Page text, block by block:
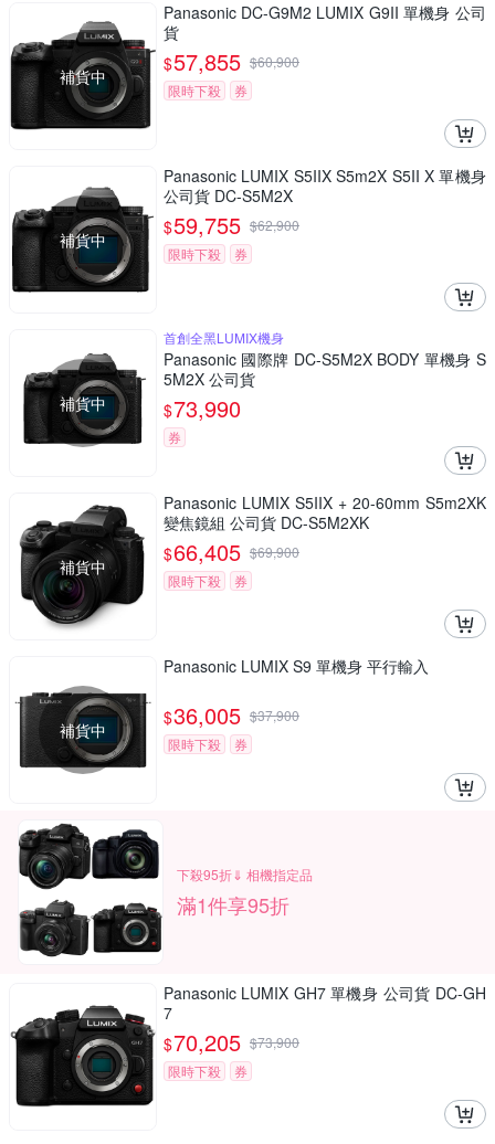
補貨中
Panasonic DC-G9M2 LUMIX G9II 單機身 公司
貨
$57,855 $60,900
限時下殺
券
補貨中
Panasonic LUMIX S5IIX S5m2X S5II X 單機身
公司貨 DC-S5M2X
$59,755 $62,900
限時下殺
券
補貨中
首創全黑LUMIX機身
Panasonic 國際牌 DC-S5M2X BODY 單機身 S
5M2X 公司貨
$73,990
券
補貨中
Panasonic LUMIX S5IIX + 20-60mm S5m2XK
變焦鏡組 公司貨 DC-S5M2XK
$66,405 $69,900
限時下殺
券
補貨中
Panasonic LUMIX S9 單機身 平行輸入
$36,005 $37,900
限時下殺
券
下殺95折⇓ 相機指定品
滿1件享95折
Panasonic LUMIX GH7 單機身 公司貨 DC-GH
7
$70,205 $73,900
限時下殺
券